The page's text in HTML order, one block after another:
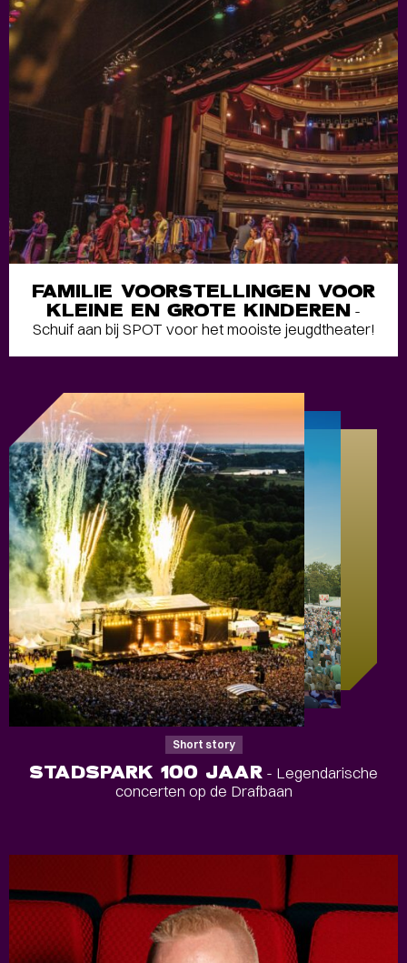
FAMILIE VOORSTELLINGEN VOOR
KLEINE EN GROTE KINDEREN -
Schuif aan bij SPOT voor het mooiste jeugdtheater!
Short story
STADSPARK 100 JAAR - Legendarische
concerten op de Drafbaan